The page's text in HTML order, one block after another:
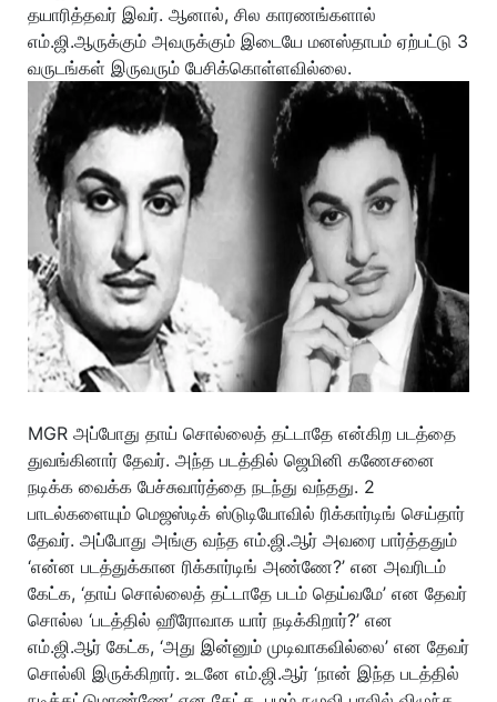
தயாரித்தவர் இவர். ஆனால், சில காரணங்களால்
எம்.ஜி.ஆருக்கும் அவருக்கும் இடையே மனஸ்தாபம் ஏற்பட்டு 3
வருடங்கள் இருவரும் பேசிக்கொள்ளவில்லை.
MGR அப்போது தாய் சொல்லைத் தட்டாதே என்கிற படத்தை
துவங்கினார் தேவர். அந்த படத்தில் ஜெமினி கணேசனை
நடிக்க வைக்க பேச்சுவார்த்தை நடந்து வந்தது. 2
பாடல்களையும் மெஜஸ்டிக் ஸ்டுடியோவில் ரிக்கார்டிங் செய்தார்
தேவர். அப்போது அங்கு வந்த எம்.ஜி.ஆர் அவரை பார்த்ததும்
‘என்ன படத்துக்கான ரிக்கார்டிங் அண்ணே?’ என அவரிடம்
கேட்க, ‘தாய் சொல்லைத் தட்டாதே படம் தெய்வமே’ என தேவர்
சொல்ல ‘படத்தில் ஹீரோவாக யார் நடிக்கிறார்?’ என
எம்.ஜி.ஆர் கேட்க, ‘அது இன்னும் முடிவாகவில்லை’ என தேவர்
சொல்லி இருக்கிறார். உடனே எம்.ஜி.ஆர் ‘நான் இந்த படத்தில்